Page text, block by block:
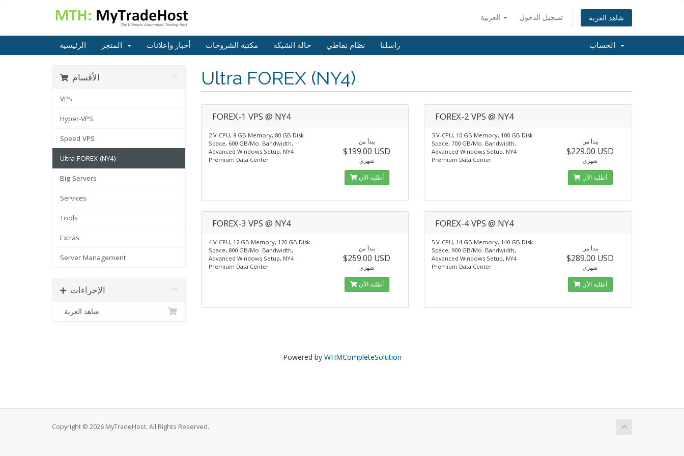
تسجيل الدخول شاهد العربة
الرئيسية أخبار وإعلانات مكتبة الشروحات حالة الشبكة نظام نقاطي راسلنا
Ultra FOREX (NY4) الأقسام
VPS
Hyper-VPS
Speed VPS
Ultra FOREX (NY4)
Big Servers
Services
Tools
Extras
Server Management
الإجراءات
شاهد العربة
FOREX-1 VPS @ NY4
2 V-CPU, 8 GB Memory, 80 GB Disk
Space, 600 GB/Mo. Bandwidth,
Advanced Windows Setup, NY4
Premium Data Center
يبدأ من
$199.00 USD
شهري
أطلبه الآن
FOREX-2 VPS @ NY4
3 V-CPU, 10 GB Memory, 100 GB Disk
Space, 700 GB/Mo. Bandwidth,
Advanced Windows Setup, NY4
Premium Data Center
يبدأ من
$229.00 USD
شهري
أطلبه الآن
FOREX-3 VPS @ NY4
4 V-CPU, 12 GB Memory, 120 GB Disk
Space, 800 GB/Mo. Bandwidth,
Advanced Windows Setup, NY4
Premium Data Center
يبدأ من
$259.00 USD
شهري
أطلبه الآن
FOREX-4 VPS @ NY4
5 V-CPU, 14 GB Memory, 140 GB Disk
Space, 900 GB/Mo. Bandwidth,
Advanced Windows Setup, NY4
Premium Data Center
يبدأ من
$289.00 USD
شهري
أطلبه الآن
Powered by WHMCompleteSolution
Copyright © 2026 MyTradeHost. All Rights Reserved.